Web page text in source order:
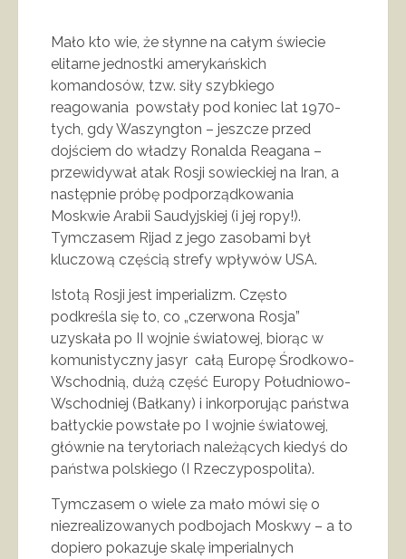
Mało kto wie, że słynne na całym świecie
elitarne jednostki amerykańskich
komandosów, tzw. siły szybkiego
reagowania powstały pod koniec lat 1970-
tych, gdy Waszyngton – jeszcze przed
dojściem do władzy Ronalda Reagana –
przewidywał atak Rosji sowieckiej na Iran, a
następnie próbę podporządkowania
Moskwie Arabii Saudyjskiej (i jej ropy!).
Tymczasem Rijad z jego zasobami był
kluczową częścią strefy wpływów USA.
Istotą Rosji jest imperializm. Często
podkreśla się to, co „czerwona Rosja”
uzyskała po II wojnie światowej, biorąc w
komunistyczny jasyr całą Europę Środkowo-
Wschodnią, dużą część Europy Południowo-
Wschodniej (Bałkany) i inkorporując państwa
bałtyckie powstałe po I wojnie światowej,
głównie na terytoriach należących kiedyś do
państwa polskiego (I Rzeczypospolita).
Tymczasem o wiele za mało mówi się o
niezrealizowanych podbojach Moskwy – a to
dopiero pokazuje skalę imperialnych